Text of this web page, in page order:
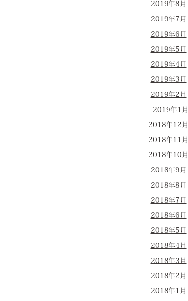
2019年8月
2019年7月
2019年6月
2019年5月
2019年4月
2019年3月
2019年2月
2019年1月
2018年12月
2018年11月
2018年10月
2018年9月
2018年8月
2018年7月
2018年6月
2018年5月
2018年4月
2018年3月
2018年2月
2018年1月